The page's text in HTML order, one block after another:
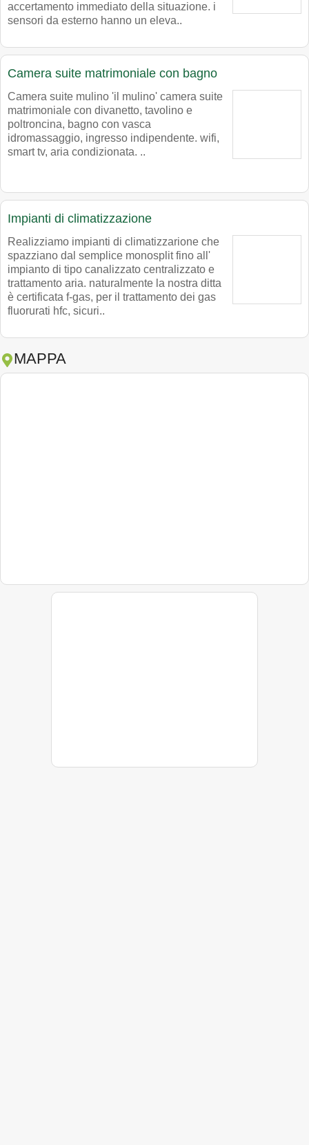
accertamento immediato della situazione. i
sensori da esterno hanno un eleva..
Camera suite matrimoniale con bagno
Camera suite mulino 'il mulino' camera suite
matrimoniale con divanetto, tavolino e
poltroncina, bagno con vasca
idromassaggio, ingresso indipendente. wifi,
smart tv, aria condizionata. ..
Impianti di climatizzazione
Realizziamo impianti di climatizzarione che
spazziano dal semplice monosplit fino all'
impianto di tipo canalizzato centralizzato e
trattamento aria. naturalmente la nostra ditta
è certificata f-gas, per il trattamento dei gas
fluorurati hfc, sicuri..
MAPPA